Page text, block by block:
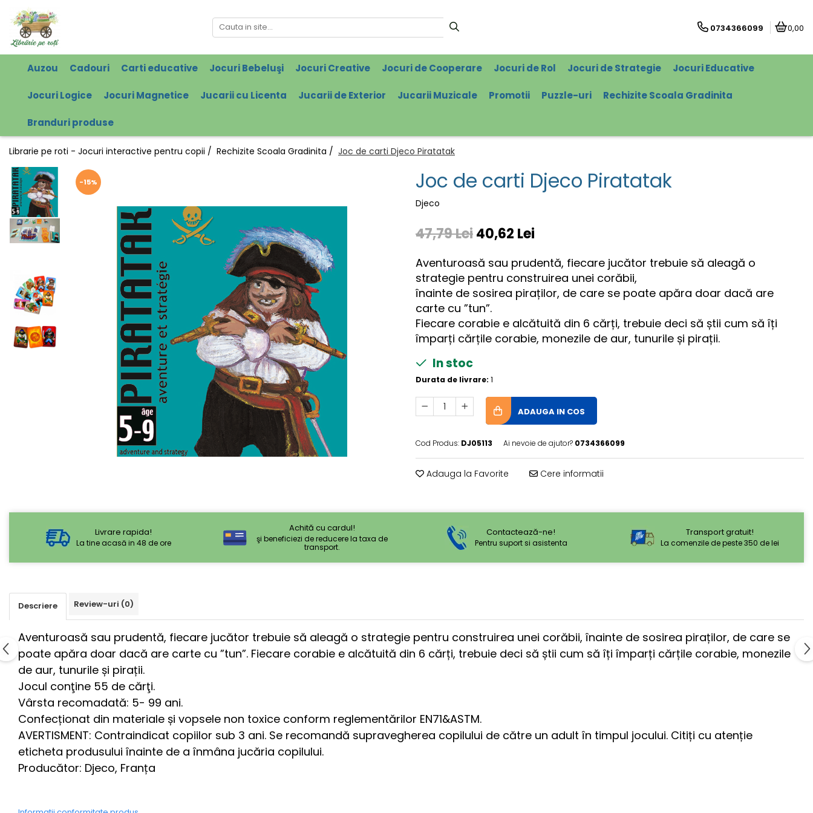
0734366099 0,00
Auzou Cadouri Carti educative Jocuri Bebeluşi Jocuri Creative Jocuri de Cooperare Jocuri de Rol Jocuri de Strategie Jocuri Educative
Jocuri Logice Jocuri Magnetice Jucarii cu Licenta Jucarii de Exterior Jucarii Muzicale Promotii Puzzle-uri Rechizite Scoala Gradinita
Branduri produse
Librarie pe roti - Jocuri interactive pentru copii / Rechizite Scoala Gradinita / Joc de carti Djeco Piratatak
Joc de carti Djeco Piratatak
Djeco
-15%
47,79 Lei40,62 Lei
Aventuroasă sau prudentă, fiecare jucător trebuie să aleagă o
strategie pentru construirea unei corăbii,
înainte de sosirea piraților, de care se poate apăra doar dacă are
carte cu ”tun”.
Fiecare corabie e alcătuită din 6 cărți, trebuie deci să știi cum să îți
împarți cărțile corabie, monezile de aur, tunurile și pirații.
In stoc
Durata de livrare: 1
ADAUGA IN COS
Cod Produs: DJ05113 Ai nevoie de ajutor? 0734366099
Adauga la Favorite Cere informatii
Livrare rapida!
La tine acasă in 48 de ore
Achită cu cardul!
şi beneficiezi de reducere la taxa de
transport.
Contactează-ne!
Pentru suport si asistenta
Transport gratuit!
La comenzile de peste 350 de lei
Descriere Review-uri (0)
Aventuroasă sau prudentă, fiecare jucător trebuie să aleagă o strategie pentru construirea unei corăbii, înainte de sosirea piraților, de care se
poate apăra doar dacă are carte cu ”tun”. Fiecare corabie e alcătuită din 6 cărți, trebuie deci să știi cum să îți împarți cărțile corabie, monezile
de aur, tunurile și pirații.
Jocul conţine 55 de cărţi.
Vârsta recomadată: 5- 99 ani.
Confecționat din materiale și vopsele non toxice conform reglementărilor EN71&ASTM.
AVERTISMENT: Contraindicat copiilor sub 3 ani. Se recomandă supravegherea copilului de către un adult în timpul jocului. Citiți cu atenție
eticheta produsului înainte de a înmâna jucăria copilului.
Producător: Djeco, Franța